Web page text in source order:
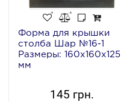
Форма для крышки
столба Шар №16-1
Размеры: 160x160x125
мм
145 грн.